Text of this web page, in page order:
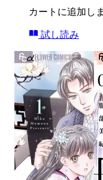
カートに追加し
試し読み